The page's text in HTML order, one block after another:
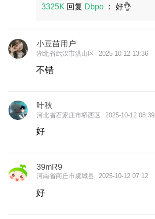
3325K 回复 Dbpo ： 好👌
小豆苗用户
湖北省武汉市洪山区 2025-10-12 13:36
不错
叶秋
河北省石家庄市桥西区 2025-10-12 08:39
好
39mR9
河南省商丘市虞城县 2025-10-12 07:12
好